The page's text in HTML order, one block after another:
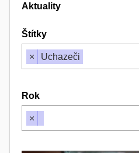
Aktuality
Štítky
× Uchazeči
Rok
×